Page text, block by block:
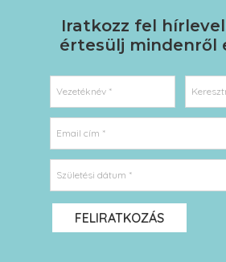
Iratkozz fel
értesülj mindenről
Vezetéknév *
Email cím *
Születési dátum *
FELIRATKOZÁS